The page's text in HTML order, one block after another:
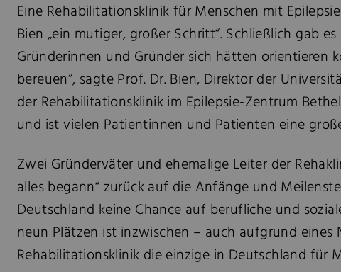
Eine Rehabilitationsklinik für Menschen mit
Bien „ein mutiger, großer Schritt“. Schließlich gab
Gründerinnen und Gründer sich hätten orientieren
bereuen“, sagte Prof. Dr. Bien, Direktor der
der Rehabilitationsklinik im Epilepsie-Zentrum
und ist vielen Patientinnen und Patienten eine
Zwei Gründerväter und ehemalige Leiter der
alles begann“ zurück auf die Anfänge und
Deutschland keine Chance auf berufliche und
neun Plätzen ist inzwischen – auch aufgrund eines
Rehabilitationsklinik die einzige in Deutschland für